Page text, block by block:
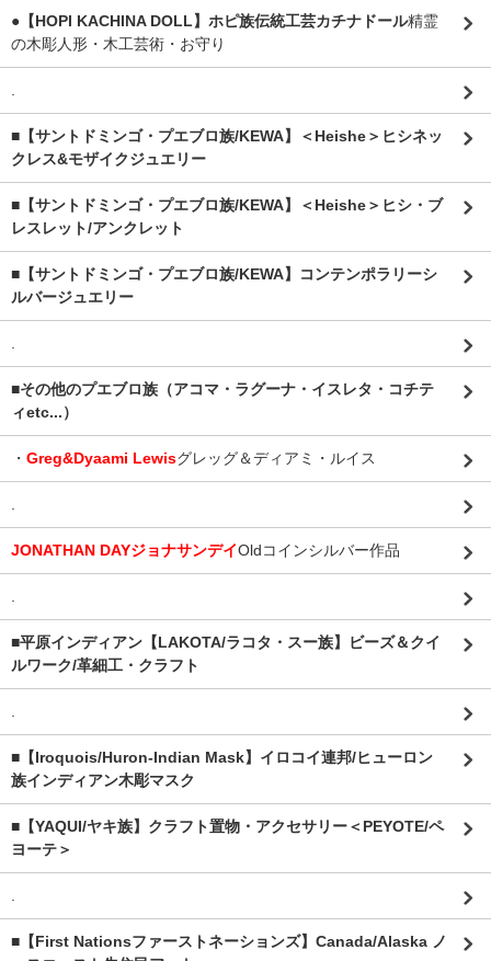
●【HOPI KACHINA DOLL】ホピ族伝統工芸カチナドール精霊
の木彫人形・木工芸術・お守り
.
■【サントドミンゴ・プエブロ族/KEWA】＜Heishe＞ヒシネッ
クレス&モザイクジュエリー
■【サントドミンゴ・プエブロ族/KEWA】＜Heishe＞ヒシ・ブ
レスレット/アンクレット
■【サントドミンゴ・プエブロ族/KEWA】コンテンポラリーシ
ルバージュエリー
.
■その他のプエブロ族（アコマ・ラグーナ・イスレタ・コチテ
ィetc...）
・ Greg&Dyaami Lewisグレッグ＆ディアミ・ルイス
.
JONATHAN DAYジョナサンデイOldコインシルバー作品
.
■平原インディアン【LAKOTA/ラコタ・スー族】ビーズ＆クイ
ルワーク/革細工・クラフト
.
■【Iroquois/Huron-Indian Mask】イロコイ連邦/ヒューロン
族インディアン木彫マスク
■【YAQUI/ヤキ族】クラフト置物・アクセサリー＜PEYOTE/ペ
ヨーテ＞
.
■【First Nationsファーストネーションズ】Canada/Alaska ノ